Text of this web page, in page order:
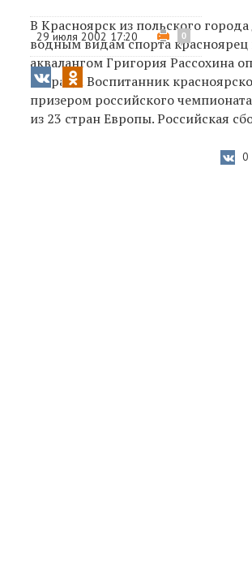
29 июля 2002 17:20 0
В Красноярск из польского
водным видам спорта красноярец
аквалангом Григория Рассохина
награда. Воспитанник
призером российского
из 23 стран Европы. Российская
0